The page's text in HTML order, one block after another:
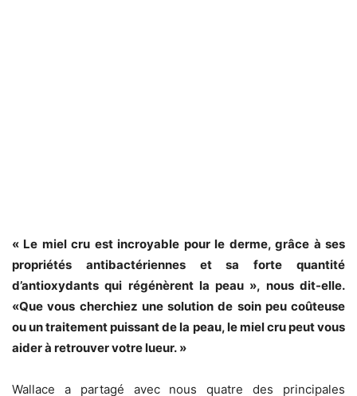
« Le miel cru est incroyable pour le derme, grâce à ses
propriétés antibactériennes et sa forte quantité
d’antioxydants qui régénèrent la peau », nous dit-elle.
«Que vous cherchiez une solution de soin peu coûteuse
ou un traitement puissant de la peau, le miel cru peut vous
aider à retrouver votre lueur. »
Wallace a partagé avec nous quatre des principales